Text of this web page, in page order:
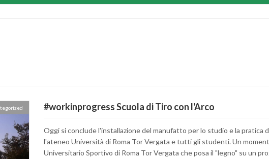
#workinprogress Scuola di Tiro con l'Arco
Oggi si conclude l'installazione del manufatto per lo studio e la pratica
l'ateneo Università di Roma Tor Vergata e tutti gli studenti. Un
Universitario Sportivo di Roma Tor Vergata che posa il "legno" su un